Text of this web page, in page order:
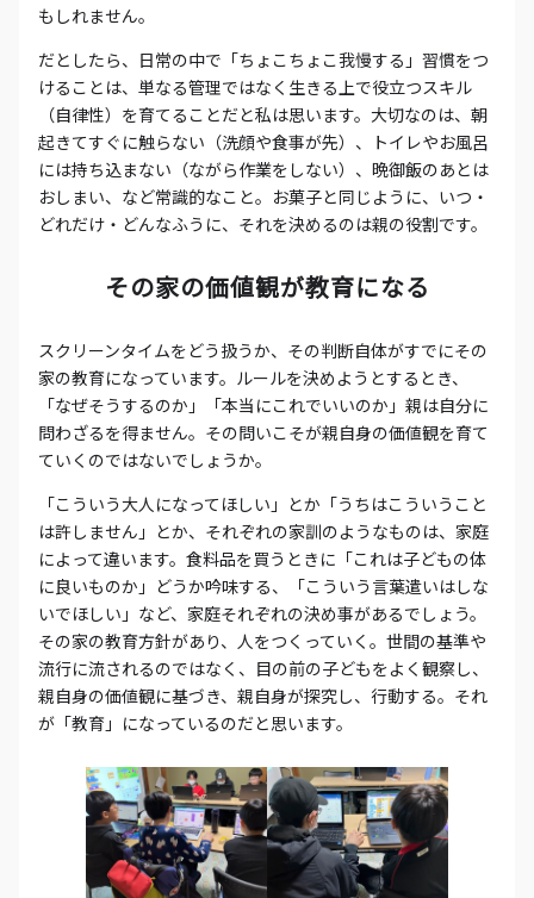
もしれません。
だとしたら、日常の中で「ちょこちょこ我慢する」習慣をつ
けることは、単なる管理ではなく生きる上で役立つスキル
（自律性）を育てることだと私は思います。大切なのは、朝
起きてすぐに触らない（洗顔や食事が先）、トイレやお風呂
には持ち込まない（ながら作業をしない）、晩御飯のあとは
おしまい、など常識的なこと。お菓子と同じように、いつ・
どれだけ・どんなふうに、それを決めるのは親の役割です。
その家の価値観が教育になる
スクリーンタイムをどう扱うか、その判断自体がすでにその
家の教育になっています。ルールを決めようとするとき、
「なぜそうするのか」「本当にこれでいいのか」親は自分に
問わざるを得ません。その問いこそが親自身の価値観を育て
ていくのではないでしょうか。
「こういう大人になってほしい」とか「うちはこういうこと
は許しません」とか、それぞれの家訓のようなものは、家庭
によって違います。食料品を買うときに「これは子どもの体
に良いものか」どうか吟味する、「こういう言葉遣いはしな
いでほしい」など、家庭それぞれの決め事があるでしょう。
その家の教育方針があり、人をつくっていく。世間の基準や
流行に流されるのではなく、目の前の子どもをよく観察し、
親自身の価値観に基づき、親自身が探究し、行動する。それ
が「教育」になっているのだと思います。